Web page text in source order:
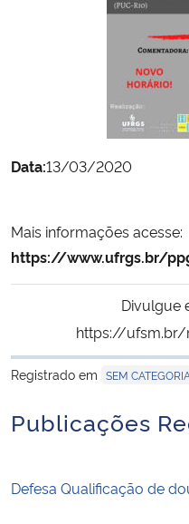
Gabinete de Segurança Institucional
Banco Central do Brasil
Planalto
Data:13/03/
Mais informações acesse:
https://www.ufrgs.br/
Divulgue
https://ufsm.br/
Registrado em SEM
Publicações
Defesa Qualificação de